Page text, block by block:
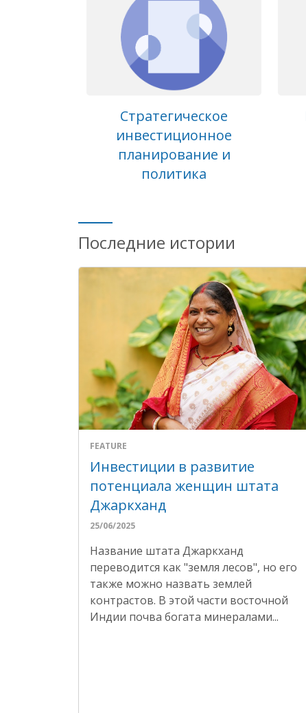
Стратегическое
инвестиционное
планирование и
политика
Последние истории
FEATURE
Инвестиции в развитие
потенциала женщин штата
Джаркханд
25/06/2025
Название штата Джаркханд
переводится как "земля лесов", но его
также можно назвать землей
контрастов. В этой части восточной
Индии почва богата минералами...